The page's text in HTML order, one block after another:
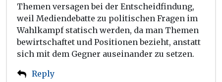
Themen versagen bei der Entscheidfindung,
weil Mediendebatte zu politischen Fragen im
Wahlkampf statisch werden, da man Themen
bewirtschaftet und Positionen bezieht, anstatt
sich mit dem Gegner auseinander zu setzen.
Reply